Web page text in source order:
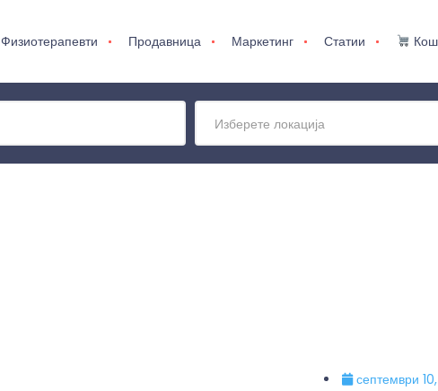
Физиотерапевти Продавница Маркетинг Статии
Изберете локација
септември